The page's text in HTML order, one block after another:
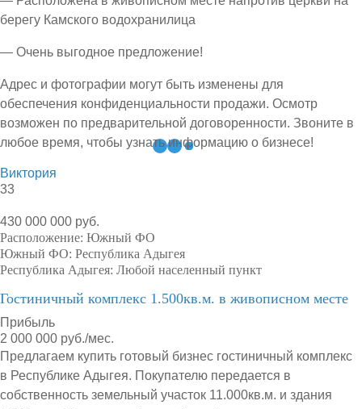
берегу Камского водохранилица
— Очень выгодное предложение!
Адрес и фотографии могут быть изменены для
обеспечения конфиденциальности продажи. Осмотр
возможен по предварительной договоренности. Звоните в
любое время, чтобы узнать информацию о бизнесе!
Виктория
33
430 000 000 руб.
Расположение: Южный ФО
Южный ФО: Республика Адыгея
Республика Адыгея: Любой населенный пункт
Гостиничный комплекс 1.500кв.м. в живописном месте
Прибыль
2 000 000 руб./мес.
Предлагаем купить готовый бизнес гостиничный комплекс
в Республике Адыгея. Покупателю передается в
собственность земельный участок 11.000кв.м. и здания